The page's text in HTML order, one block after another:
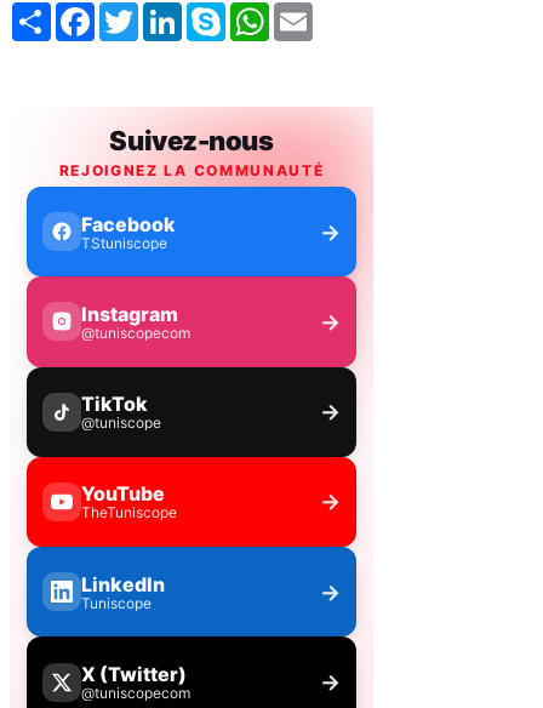
Share FacebookTwitterLinkedInSkype WhatsApp